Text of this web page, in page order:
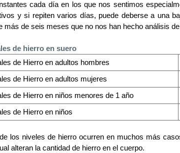
cada día en los que nos sentimos
y si repiten varios días, puede deberse a una
más de seis meses que no nos han hecho análisis
de hierro en suero
de Hierro en adultos hombres
de Hierro en adultos mujeres
de Hierro en niños menores de 1 año
de Hierro en niños
los niveles de hierro ocurren en muchos más
alteran la cantidad de hierro en el cuerpo.